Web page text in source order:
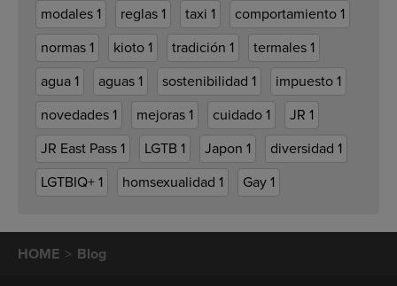
modales 1 reglas 1 taxi 1 comportamiento 1
normas 1 kioto 1 tradición 1 termales 1
agua 1 aguas 1 sostenibilidad 1 impuesto 1
novedades 1 mejoras 1 cuidado 1 JR 1
JR East Pass 1 LGTB 1 Japon 1 diversidad 1
LGTBIQ+ 1 homsexualidad 1 Gay 1
HOME Blog